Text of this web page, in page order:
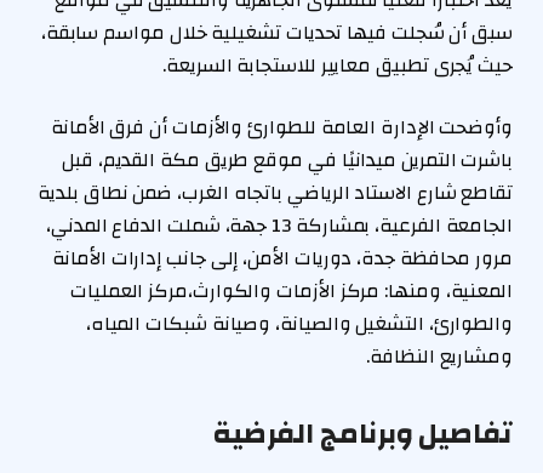
سبق أن سُجلت فيها تحديات تشغيلية خلال مواسم سابقة،
حيث يُجرى تطبيق معايير للاستجابة السريعة.
وأوضحت الإدارة العامة للطوارئ والأزمات أن فرق الأمانة
باشرت التمرين ميدانيًا في موقع طريق مكة القديم، قبل
تقاطع شارع الاستاد الرياضي باتجاه الغرب، ضمن نطاق بلدية
الجامعة الفرعية، بمشاركة 13 جهة، شملت الدفاع المدني،
مرور محافظة جدة، دوريات الأمن، إلى جانب إدارات الأمانة
المعنية، ومنها: مركز الأزمات والكوارث،مركز العمليات
والطوارئ، التشغيل والصيانة، وصيانة شبكات المياه،
ومشاريع النظافة.
تفاصيل وبرنامج الفرضية